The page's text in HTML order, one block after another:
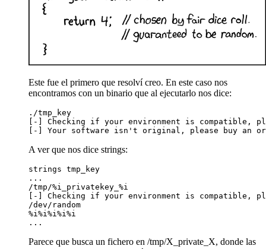
Este fue el primero que resolví creo. En este caso nos
encontramos con un binario que al ejecutarlo nos dice:
./tmp_key
[-] Checking if your environment is compatible,
[-] Your software isn't original, please buy an
A ver que nos dice strings:
strings tmp_key
...
/tmp/%i_privatekey_%i
[-] Checking if your environment is compatible,
/dev/random
%i%i%i%i%i
...
Parece que busca un fichero en /tmp/X_private_X, donde las